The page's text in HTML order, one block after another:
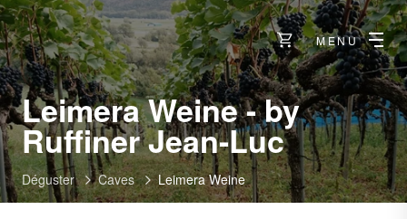
MENU
Leimera Weine - by
Ruffiner Jean-Luc-
Viège
Déguster Caves Leimera Weine